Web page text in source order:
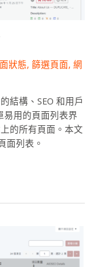
狀態, 篩選頁面, 網
結構、SEO 和用戶
易用的頁面列表界
的所有頁面。本文
面列表。